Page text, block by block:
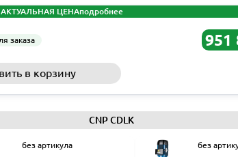
АКТУАЛЬНАЯ ЦЕНАподробнее
заказа 951
в корзину
CNP CDLK
без артикула без